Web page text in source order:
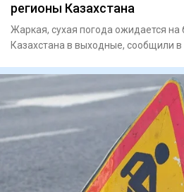
регионы Казахстана
Жаркая, сухая погода ожидается на
Казахстана в выходные, сообщили